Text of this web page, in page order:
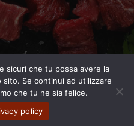
menu
sicuri che tu possa avere la
Se continui ad utilizzare
che tu ne sia felice.
policy